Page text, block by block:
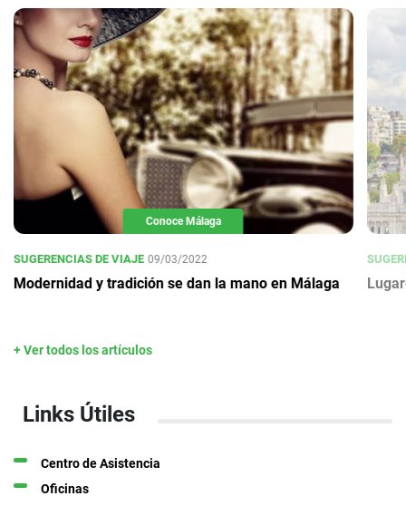
Conoce Málaga
SUGERENCIAS DE VIAJE 09/03/2022
Modernidad y tradición se dan la mano en Málaga
+ Ver todos los artículos
Links Útiles
Centro de Asistencia
Oficinas